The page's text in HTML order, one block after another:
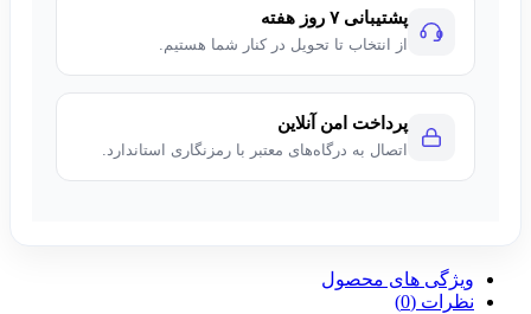
پشتیبانی ۷ روز هفته
از انتخاب تا تحویل در کنار شما هستیم.
پرداخت امن آنلاین
اتصال به درگاه‌های معتبر با رمزنگاری استاندارد.
ویژگی های محصول
نظرات (0)